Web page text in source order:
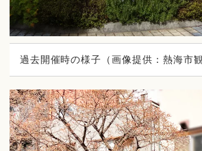
過去開催時の様子（画像提供：熱海市観